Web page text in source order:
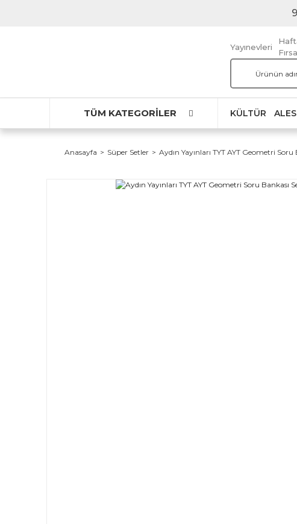
Yayınevleri
TÜM KATEGORİLER KÜLTÜR ALES
Anasayfa Süper Setler Aydın Yayınları TYT AYT Geometri